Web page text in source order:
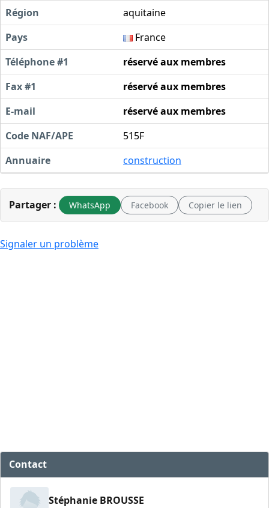
Région
aquitaine
Pays
France
Téléphone #1
réservé aux membres
Fax #1
réservé aux membres
E-mail
réservé aux membres
Code NAF/APE
515F
Annuaire
construction
Partager : WhatsApp Facebook Copier le lien
Signaler un problème
Contact
Stéphanie BROUSSE